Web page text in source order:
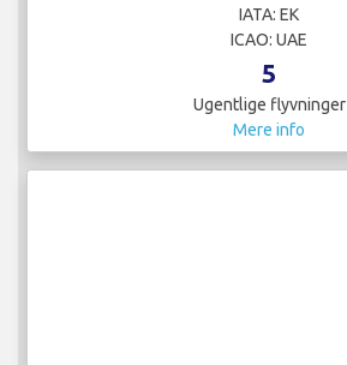
IATA: EK
ICAO: UAE
5
Ugentlige flyvninger
Mere info